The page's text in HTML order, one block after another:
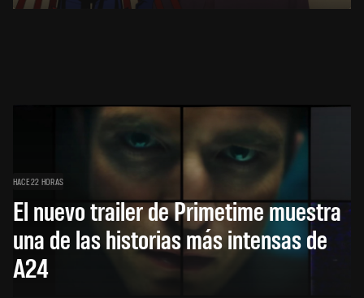
HACE 22 HORAS
El nuevo trailer de Primetime muestra
una de las historias más intensas de
A24